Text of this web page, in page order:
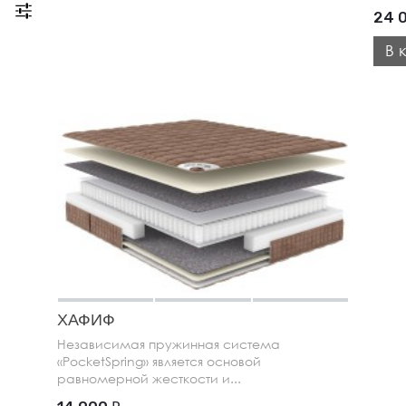
24
В
ХАФИФ
Независимая пружинная система
«PocketSpring» является основой
равномерной жесткости и...